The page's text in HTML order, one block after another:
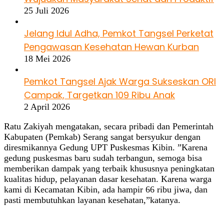
25 Juli 2026
Jelang Idul Adha, Pemkot Tangsel Perketat
Pengawasan Kesehatan Hewan Kurban
18 Mei 2026
Pemkot Tangsel Ajak Warga Sukseskan ORI
Campak, Targetkan 109 Ribu Anak
2 April 2026
Ratu Zakiyah mengatakan, secara pribadi dan Pemerintah
Kabupaten (Pemkab) Serang sangat bersyukur dengan
diresmikannya Gedung UPT Puskesmas Kibin. ”Karena
gedung puskesmas baru sudah terbangun, semoga bisa
memberikan dampak yang terbaik khususnya peningkatan
kualitas hidup, pelayanan dasar kesehatan. Karena warga
kami di Kecamatan Kibin, ada hampir 66 ribu jiwa, dan
pasti membutuhkan layanan kesehatan,”katanya.